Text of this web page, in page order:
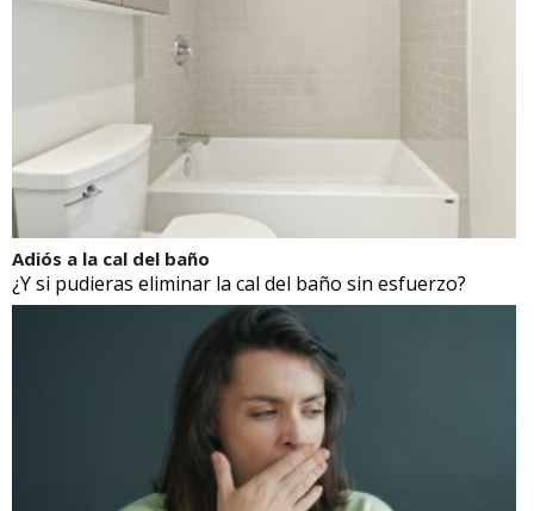
Adiós a la cal del baño
¿Y si pudieras eliminar la cal del baño sin esfuerzo?